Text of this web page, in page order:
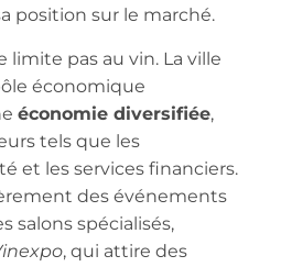
position sur le marché.
limite pas au vin. La ville
économique
économie diversifiée,
tels que les
et les services financiers.
des événements
salons spécialisés,
, qui attire des